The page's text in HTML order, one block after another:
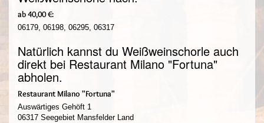
ab 40,00 €:
06179, 06198, 06295, 06317
Natürlich kannst du Weißweinschorle auch
direkt bei Restaurant Milano "Fortuna"
abholen.
Restaurant Milano "Fortuna"
Auswärtiges Gehöft 1
06317 Seegebiet Mansfelder Land